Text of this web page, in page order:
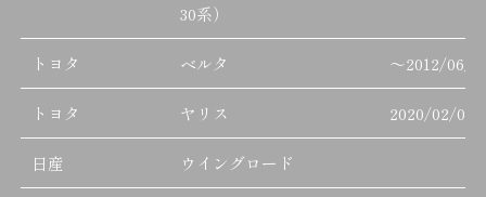
30系）
トヨタ ベルタ ～2012/06/
トヨタ ヤリス 2020/02/01
日産 ウイングロード